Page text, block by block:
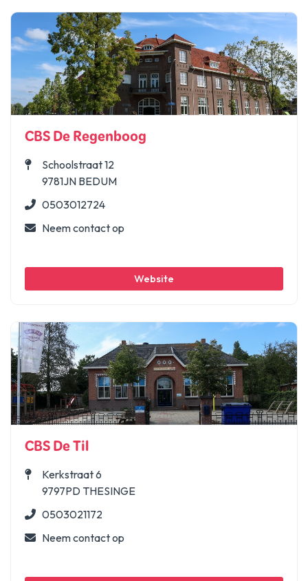
CBS De Regenboog
Schoolstraat 12
9781JN BEDUM
0503012724
Neem contact op
Website
CBS De Til
Kerkstraat 6
9797PD THESINGE
0503021172
Neem contact op